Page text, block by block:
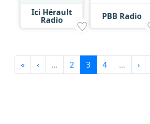
Ici Hérault
Radio PBB Radio
« ‹ … 2 3 4 … ›